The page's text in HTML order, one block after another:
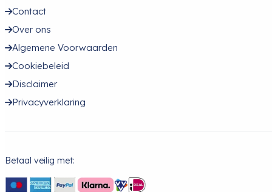
Contact
Over ons
Algemene Voorwaarden
Cookiebeleid
Disclaimer
Privacyverklaring
Betaal veilig met: